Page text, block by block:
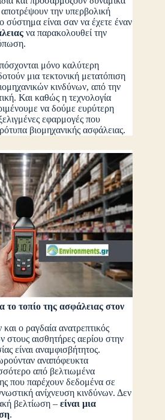
την υπερβολική
σύστημα είναι σαν να έχετε έναν
να παρακολουθεί την
μόνο καλύτερη
μια τεκτονική μετατόπιση
κινδύνων, από την
Και καθώς η τεχνολογία
να δούμε ευρύτερη
εφαρμογές που
βιομηχανικής ασφάλειας.
το τοπίο της ασφάλειας στον
ο ραγδαία ανατρεπτικός
στους αισθητήρες αερίου στην
είναι αναμφισβήτητος.
αναπόφευκτα
από βελτιωμένα
που παρέχουν δεδομένα σε
ανίχνευση κινδύνων. Δεν
βελτίωση – είναι μια
.